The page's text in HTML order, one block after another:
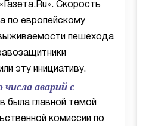
Скорость
по европейскому
пешехода
эту инициативу.
аварий с
была главной темой
комиссии по